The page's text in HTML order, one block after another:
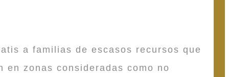
a familias de escasos recursos que
en zonas consideradas como no